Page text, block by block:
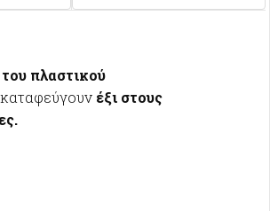
του πλαστικού
καταφεύγουν έξι στους